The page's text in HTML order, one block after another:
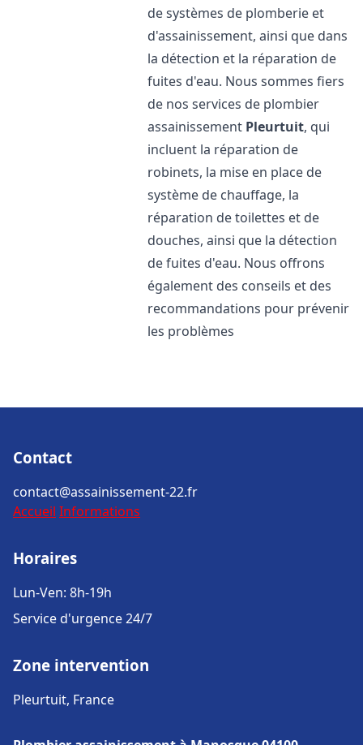
de systèmes de plomberie et
d'assainissement, ainsi que dans
la détection et la réparation de
fuites d'eau. Nous sommes fiers
de nos services de plombier
assainissement Pleurtuit, qui
incluent la réparation de
robinets, la mise en place de
système de chauffage, la
réparation de toilettes et de
douches, ainsi que la détection
de fuites d'eau. Nous offrons
également des conseils et des
recommandations pour prévenir
les problèmes
Contact
contact@assainissement-22.fr
Accueil Informations
Horaires
Lun-Ven: 8h-19h
Service d'urgence 24/7
Zone intervention
Pleurtuit, France